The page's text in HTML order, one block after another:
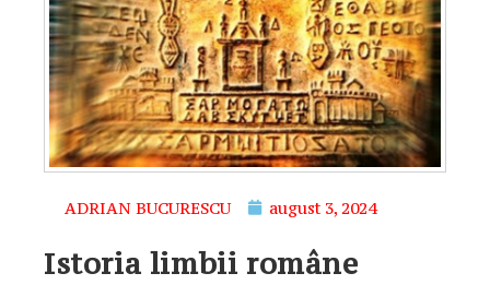
ADRIAN BUCURESCU august 3, 2024
Istoria limbii române